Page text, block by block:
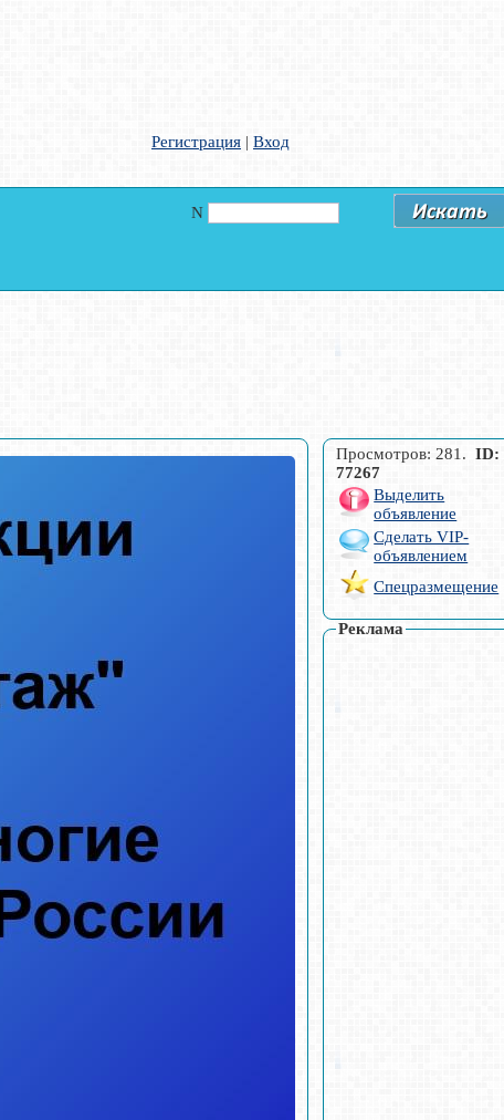
Регистрация | Вход
N
Просмотров: 281.ID:
77267
Выделить
объявление
Сделать VIP-
объявлением
Спецразмещение
Реклама